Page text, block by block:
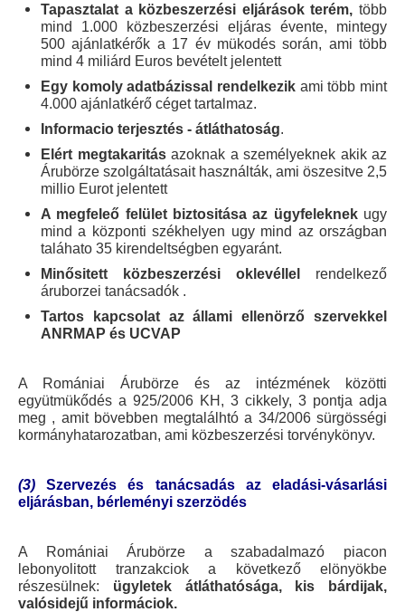
Tapasztalat a közbeszerzési eljárások terém, több
mind 1.000 közbeszerzési eljáras évente, mintegy
500 ajánlatkérők a 17 év mükodés során, ami több
mind 4 miliárd Euros bevételt jelentett
Egy komoly adatbázissal rendelkezik ami több mint
4.000 ajánlatkérő céget tartalmaz.
Informacio terjesztés - átláthatoság.
Elért megtakaritás azoknak a személyeknek akik az
Árubörze szolgáltatásait használták, ami öszesitve 2,5
millio Eurot jelentett
A megfeleő felület biztositása az ügyfeleknek ugy
mind a központi székhelyen ugy mind az országban
taláhato 35 kirendeltségben egyaránt.
Minősitett közbeszerzési oklevéllel rendelkező
áruborzei tanácsadók .
Tartos kapcsolat az állami ellenörző szervekkel
ANRMAP és UCVAP
A Romániai Árubörze és az intézmének közötti
együtmükődés a 925/2006 KH, 3 cikkely, 3 pontja adja
meg , amit bövebben megtalálhtó a 34/2006 sürgösségi
kormányhatarozatban, ami közbeszerzési torvénykönyv.
(3)Szervezés és tanácsadás az eladási-vásarlási
eljárásban, bérleményi szerzödés
A Romániai Árubörze a szabadalmazó piacon
lebonyolitott tranzakciok a következő elönyökbe
részesülnek: ügyletek átláthatósága, kis bárdijak,
valósidejű informáciok.